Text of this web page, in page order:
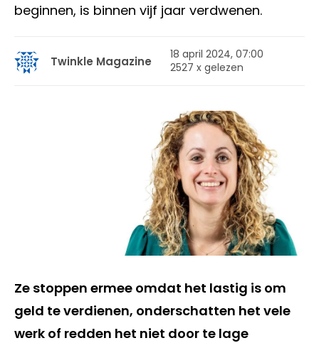
beginnen, is binnen vijf jaar verdwenen.
Twinkle Magazine
18 april 2024, 07:00
2527 x gelezen
Ze stoppen ermee omdat het lastig is om
geld te verdienen, onderschatten het vele
werk of redden het niet door te lage